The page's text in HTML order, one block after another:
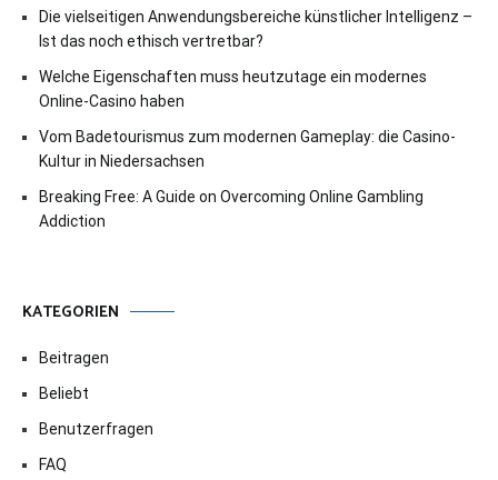
Die vielseitigen Anwendungsbereiche künstlicher Intelligenz –
Ist das noch ethisch vertretbar?
Welche Eigenschaften muss heutzutage ein modernes
Online-Casino haben
Vom Badetourismus zum modernen Gameplay: die Casino-
Kultur in Niedersachsen
Breaking Free: A Guide on Overcoming Online Gambling
Addiction
KATEGORIEN
Beitragen
Beliebt
Benutzerfragen
FAQ